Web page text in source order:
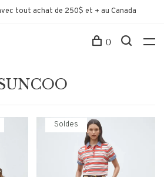
tout achat de 250$ et + au Canada
0
Soldes